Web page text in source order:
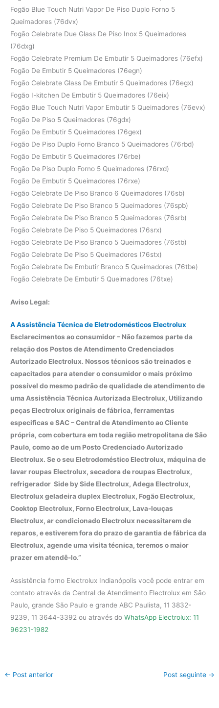
Fogão Blue Touch Nutri Vapor De Piso Duplo Forno 5
Queimadores (76dvx)
Fogão Celebrate Due Glass De Piso Inox 5 Queimadores
(76dxg)
Fogão Celebrate Premium De Embutir 5 Queimadores (76efx)
Fogão De Embutir 5 Queimadores (76egn)
Fogão Celebrate Glass De Embutir 5 Queimadores (76egx)
Fogão I-kitchen De Embutir 5 Queimadores (76eix)
Fogão Blue Touch Nutri Vapor Embutir 5 Queimadores (76evx)
Fogão De Piso 5 Queimadores (76gdx)
Fogão De Embutir 5 Queimadores (76gex)
Fogão De Piso Duplo Forno Branco 5 Queimadores (76rbd)
Fogão De Embutir 5 Queimadores (76rbe)
Fogão De Piso Duplo Forno 5 Queimadores (76rxd)
Fogão De Embutir 5 Queimadores (76rxe)
Fogão Celebrate De Piso Branco 6 Queimadores (76sb)
Fogão Celebrate De Piso Branco 5 Queimadores (76spb)
Fogão Celebrate De Piso Branco 5 Queimadores (76srb)
Fogão Celebrate De Piso 5 Queimadores (76srx)
Fogão Celebrate De Piso Branco 5 Queimadores (76stb)
Fogão Celebrate De Piso 5 Queimadores (76stx)
Fogão Celebrate De Embutir Branco 5 Queimadores (76tbe)
Fogão Celebrate De Embutir 5 Queimadores (76txe)
Aviso Legal:
A Assistência Técnica de Eletrodomésticos Electrolux
Esclarecimentos ao consumidor – Não fazemos parte da
relação dos Postos de Atendimento Credenciados
Autorizado Electrolux. Nossos técnicos são treinados e
capacitados para atender o consumidor o mais próximo
possível do mesmo padrão de qualidade de atendimento de
uma Assistência Técnica Autorizada Electrolux, Utilizando
peças Electrolux originais de fábrica, ferramentas
especificas e SAC – Central de Atendimento ao Cliente
própria, com cobertura em toda região metropolitana de São
Paulo, como ao de um Posto Credenciado Autorizado
Electrolux. Se o seu Eletrodoméstico Electrolux, máquina de
lavar roupas Electrolux, secadora de roupas Electrolux,
refrigerador Side by Side Electrolux, Adega Electrolux,
Electrolux geladeira duplex Electrolux, Fogão Electrolux,
Cooktop Electrolux, Forno Electrolux, Lava-louças
Electrolux, ar condicionado Electrolux necessitarem de
reparos, e estiverem fora do prazo de garantia de fábrica da
Electrolux, agende uma visita técnica, teremos o maior
prazer em atendê-lo.”
Assistência forno Electrolux Indianópolis você pode entrar em
contato através da Central de Atendimento Electrolux em São
Paulo, grande São Paulo e grande ABC Paulista, 11 3832-
9239, 11 3644-3392 ou através doWhatsApp Electrolux: 11
96231-1982
← Post anterior Post seguinte →